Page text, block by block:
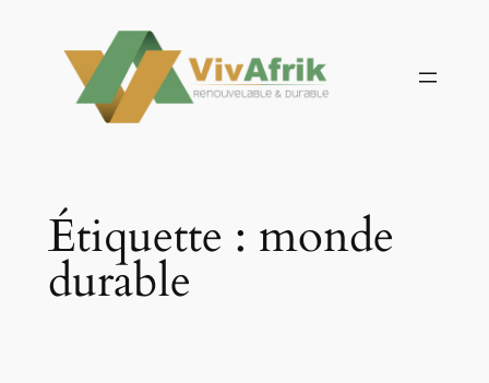
contenu
Étiquette : monde
durable